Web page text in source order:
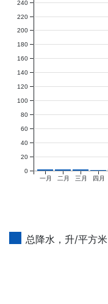
一月 二月 三月 四月
0
20
40
60
80
100
120
140
160
180
200
220
240
总降水，升/平方米